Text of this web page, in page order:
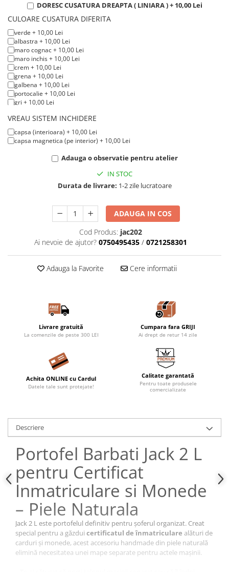
DORESC CUSATURA DREAPTA ( LINIARA ) + 10,00 Lei
CULOARE CUSATURA DIFERITA
verde + 10,00 Lei
albastra + 10,00 Lei
maro cognac + 10,00 Lei
maro inchis + 10,00 Lei
crem + 10,00 Lei
grena + 10,00 Lei
galbena + 10,00 Lei
portocalie + 10,00 Lei
gri + 10,00 Lei
alba + 10,00 Lei
rosie + 10,00 Lei
neagra + 10,00 Lei
VREAU SISTEM INCHIDERE
capsa (interioara) + 10,00 Lei
capsa magnetica (pe interior) + 10,00 Lei
Adauga o observatie pentru atelier
IN STOC
Durata de livrare: 1-2 zile lucratoare
ADAUGA IN COS
Cod Produs: jac202
Ai nevoie de ajutor? 0750495435 / 0721258301
Adauga la Favorite Cere informatii
Livrare gratuită
La comenzile de peste 300 LEI
Cumpara fara GRIJI
Ai drept de retur 14 zile
Achita ONLINE cu Cardul
Datele tale sunt protejate!
Calitate garantată
Pentru toate produsele
comercializate
Descriere
Portofel Barbati Jack 2 L
pentru Certificat
Inmatriculare si Monede
– Piele Naturala
Jack 2 L este portofelul definitiv pentru șoferul organizat. Creat
special pentru a găzdui certificatul de înmatriculare alături de
carduri și monede, acest accesoriu handmade din piele naturală
elimină necesitatea unei mape separate pentru actele mașinii.